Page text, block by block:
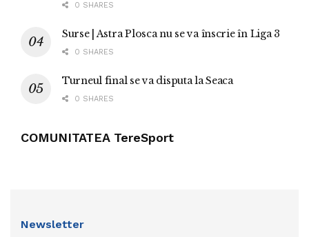
0 SHARES
Surse | Astra Plosca nu se va înscrie în Liga 3
0 SHARES
Turneul final se va disputa la Seaca
0 SHARES
COMUNITATEA TereSport
Newsletter